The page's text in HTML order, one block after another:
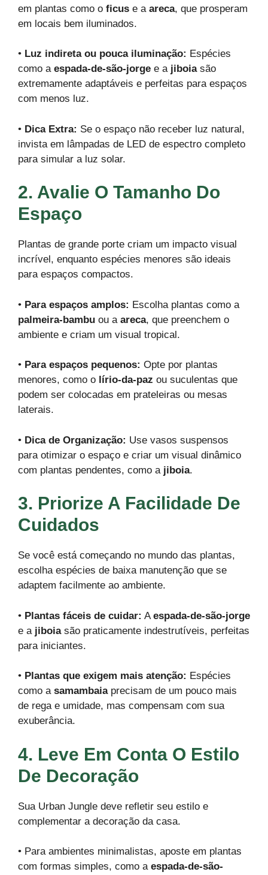
em plantas como o ficus e a areca, que prosperam
em locais bem iluminados.
• Luz indireta ou pouca iluminação: Espécies
como a espada-de-são-jorge e a jiboiasão
extremamente adaptáveis e perfeitas para espaços
com menos luz.
• Dica Extra: Se o espaço não receber luz natural,
invista em lâmpadas de LED de espectro completo
para simular a luz solar.
2. Avalie O Tamanho Do
Espaço
Plantas de grande porte criam um impacto visual
incrível, enquanto espécies menores são ideais
para espaços compactos.
• Para espaços amplos: Escolha plantas como a
palmeira-bambu ou a areca, que preenchem o
ambiente e criam um visual tropical.
• Para espaços pequenos: Opte por plantas
menores, como o lírio-da-paz ou suculentas que
podem ser colocadas em prateleiras ou mesas
laterais.
• Dica de Organização: Use vasos suspensos
para otimizar o espaço e criar um visual dinâmico
com plantas pendentes, como a jiboia.
3. Priorize A Facilidade De
Cuidados
Se você está começando no mundo das plantas,
escolha espécies de baixa manutenção que se
adaptem facilmente ao ambiente.
• Plantas fáceis de cuidar: A espada-de-são-jorge
e a jiboiasão praticamente indestrutíveis, perfeitas
para iniciantes.
• Plantas que exigem mais atenção: Espécies
como a samambaiaprecisam de um pouco mais
de rega e umidade, mas compensam com sua
exuberância.
4. Leve Em Conta O Estilo
De Decoração
Sua Urban Jungle deve refletir seu estilo e
complementar a decoração da casa.
• Para ambientes minimalistas, aposte em plantas
com formas simples, como a espada-de-são-